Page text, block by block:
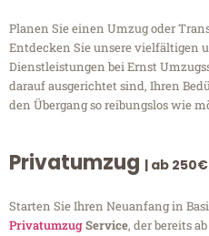
Planen Sie einen Umzug oder
Entdecken Sie unsere vielfältigen
Dienstleistungen bei Ernst
darauf ausgerichtet sind, Ihren
den Übergang so reibungslos wie
Privatumzug | ab 250€
Starten Sie Ihren Neuanfang in
PrivatumzugService, der bereits